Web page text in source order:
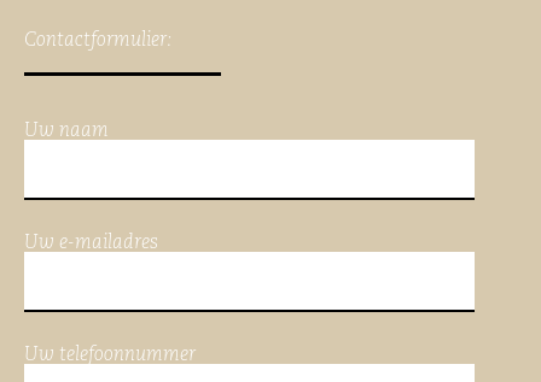
Contactformulier:
Uw naam
Uw e-mailadres
Uw telefoonnummer